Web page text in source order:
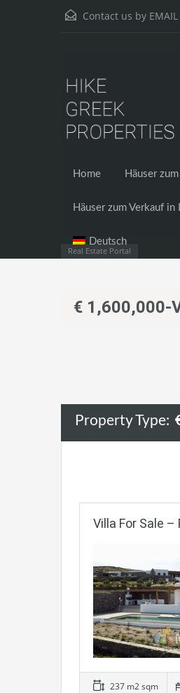
Contact us by EMAIL
Real Estate Portal
Home Häuser
Häuser zum Verkauf in
Deutsch
€ 1,600,000-
Property Type:
Villa For Sale
237 m2 sqm